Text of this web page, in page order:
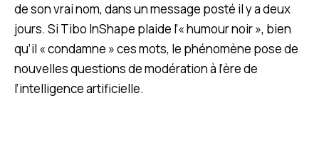
de son vrai nom, dans un message posté il y a deux
jours. Si Tibo InShape plaide l’« humour noir », bien
qu’il « condamne » ces mots, le phénomène pose de
nouvelles questions de modération à l’ère de
l’intelligence artificielle.